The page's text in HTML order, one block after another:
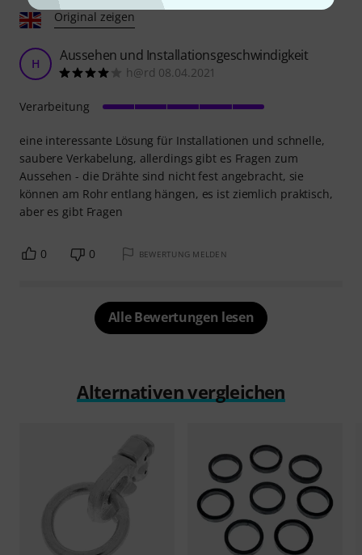
Original zeigen
H Aussehen und Installationsgeschwindigkeit
h@rd 08.04.2021
eine interessante Lösung für Installationen und schnelle,
saubere Verkabelung, allerdings gibt es Fragen zum
Aussehen - die Drähte sind nicht fest angebracht, sie
können am Rohr entlang hängen, es ist ziemlich praktisch,
aber es gibt Fragen
Verarbeitung
0 0 BEWERTUNG MELDEN
Alle Bewertungen lesen
Alternativen vergleichen